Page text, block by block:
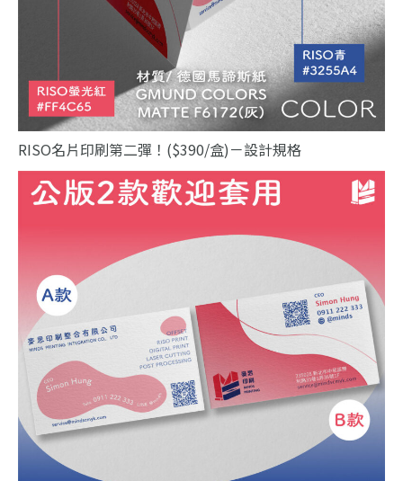
RISO名片印刷第二彈！($390/盒)－設計規格